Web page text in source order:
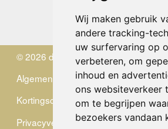
Wij maken gebruik
andere tracking-
uw surfervaring op
verbeteren, om
inhoud en
ons websiteverkeer
om te begrijpen
bezoekers vandaan
Zaterdag
gesloten
Zondag
© 2026 de Zwerver
Algemene Voorwaarden
Kortingscode
Privacyverklaring